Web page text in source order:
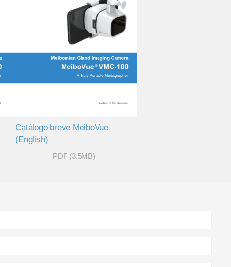
Catálogo breve MeiboVue
(English)
PDF (3.5MB)